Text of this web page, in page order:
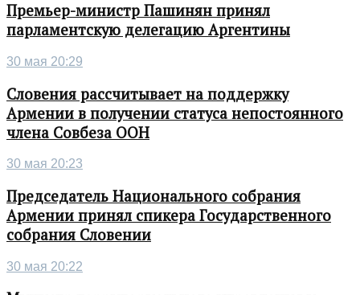
Премьер-министр Пашинян принял
парламентскую делегацию Аргентины
30 мая 20:29
Словения рассчитывает на поддержку
Армении в получении статуса непостоянного
члена Совбеза ООН
30 мая 20:23
Председатель Национального собрания
Армении принял спикера Государственного
собрания Словении
30 мая 20:22